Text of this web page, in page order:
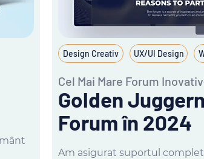
Am asigurat suportul
Golden
Forum în 2024
Cel Mai Mare Forum
Design Creativ UX/UI Design